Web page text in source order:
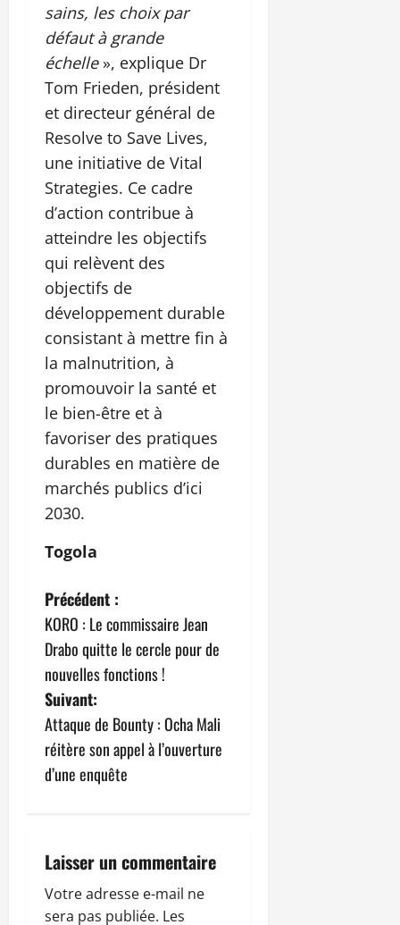
sains, les choix par
défaut à grande
échelle », explique Dr
Tom Frieden, président
et directeur général de
Resolve to Save Lives,
une initiative de Vital
Strategies. Ce cadre
d’action contribue à
atteindre les objectifs
qui relèvent des
objectifs de
développement durable
consistant à mettre fin à
la malnutrition, à
promouvoir la santé et
le bien-être et à
favoriser des pratiques
durables en matière de
marchés publics d’ici
2030.
Togola
N
a
v
i
g
a
i
o
Précédent :
KORO : Le commissaire Jean
Drabo quitte le cercle pour de
nouvelles fonctions !
Suivant:
Attaque de Bounty : Ocha Mali
réitère son appel à l’ouverture
d’une enquête
Laisser un commentaire
Votre adresse e-mail ne
sera pas publiée. Les